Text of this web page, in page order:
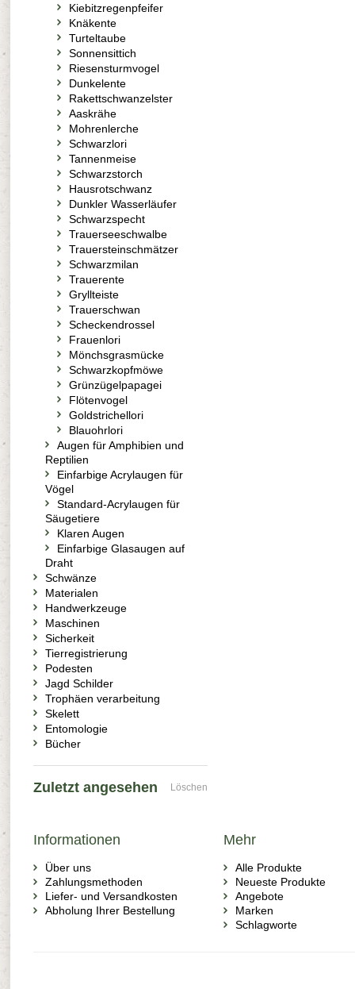
Kiebitzregenpfeifer
Knäkente
Turteltaube
Sonnensittich
Riesensturmvogel
Dunkelente
Rakettschwanzelster
Aaskrähe
Mohrenlerche
Schwarzlori
Tannenmeise
Schwarzstorch
Hausrotschwanz
Dunkler Wasserläufer
Schwarzspecht
Trauerseeschwalbe
Trauersteinschmätzer
Schwarzmilan
Trauerente
Gryllteiste
Trauerschwan
Scheckendrossel
Frauenlori
Mönchsgrasmücke
Schwarzkopfmöwe
Grünzügelpapagei
Flötenvogel
Goldstrichellori
Blauohrlori
Augen für Amphibien und
Reptilien
Einfarbige Acrylaugen für
Vögel
Standard-Acrylaugen für
Säugetiere
Klaren Augen
Einfarbige Glasaugen auf
Draht
Schwänze
Materialen
Handwerkzeuge
Maschinen
Sicherkeit
Tierregistrierung
Podesten
Jagd Schilder
Trophäen verarbeitung
Skelett
Entomologie
Bücher
Zuletzt angesehen Löschen
Informationen
Über uns
Zahlungsmethoden
Liefer- und Versandkosten
Abholung Ihrer Bestellung
Mehr
Alle Produkte
Neueste Produkte
Angebote
Marken
Schlagworte